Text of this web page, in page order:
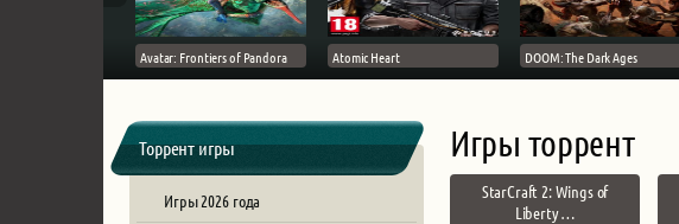
Avatar: Frontiers of Pandora Atomic Heart DOOM: The Dark Ages
Торрент игры
Игры 2026 года
Игры торрент
StarCraft 2: Wings of
Liberty …